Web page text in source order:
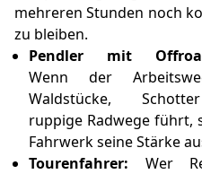
mehreren Stunden noch
zu bleiben.
Pendler mit
Wenn der
Waldstücke,
ruppige Radwege führt,
Fahrwerk seine Stärke
Tourenfahrer: Wer